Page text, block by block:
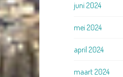
juni 2024
mei 2024
april 2024
maart 2024